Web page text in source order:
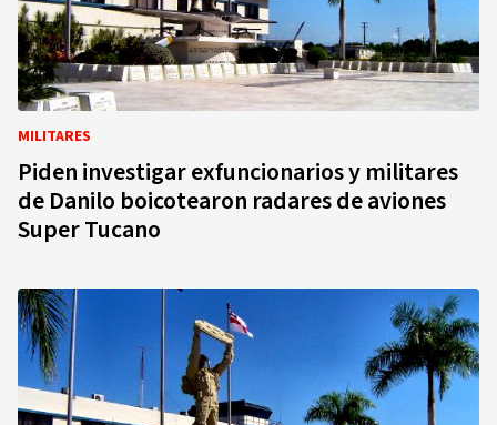
MILITARES
Piden investigar exfuncionarios y militares
de Danilo boicotearon radares de aviones
Super Tucano